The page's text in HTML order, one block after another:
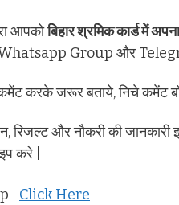
आपकोबिहार श्रमिक कार्ड में
Whatsapp Group और
करके जरूर बताये, निचे कमेंट
रिजल्ट और नौकरी की
करे |
Click Here